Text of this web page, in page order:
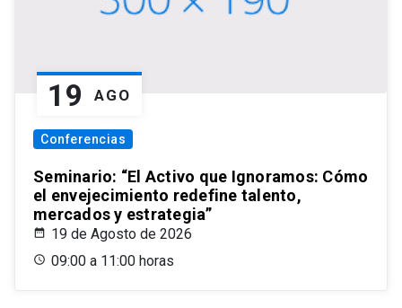
19 AGO
Conferencias
Seminario: “El Activo que Ignoramos: Cómo
el envejecimiento redefine talento,
mercados y estrategia”
19 de Agosto de 2026
09:00 a 11:00 horas